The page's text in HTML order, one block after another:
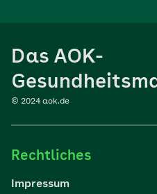
Sport
Reisen
Das AOK-
© 2024 aok.de
Rechtliches
Impressum